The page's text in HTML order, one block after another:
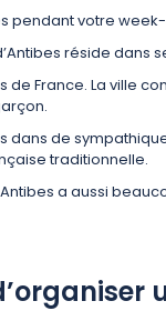
pendant votre
réside
France. La ville
de
traditionnelle.
a aussi